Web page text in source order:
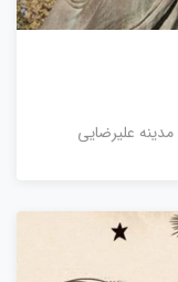
مدینه علیرضایی